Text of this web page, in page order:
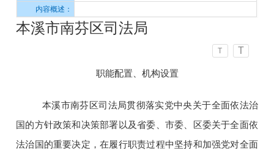
内容概述：
本溪市南芬区司法局
T T
职能配置、机构设置
本溪市南芬区司法局贯彻落实党中央关于全面依法治
国的方针政策和决策部署以及省委、市委、区委关于全面依
法治国的重要决定，在履行职责过程中坚持和加强党对全面